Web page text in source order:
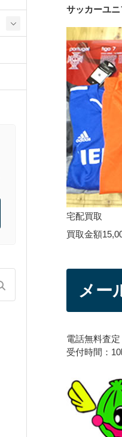
サッカーユ
宅配買取
買取金額
メー
電話無料査定
受付時間：